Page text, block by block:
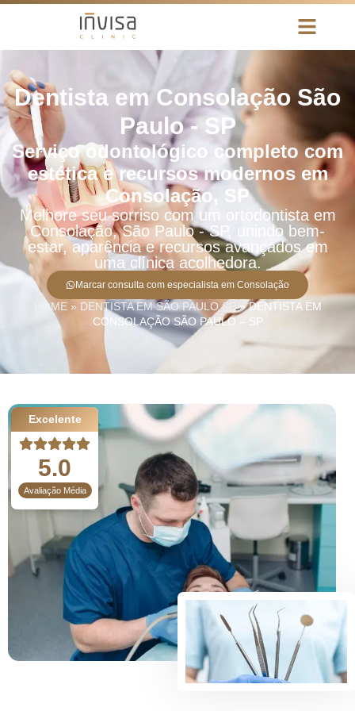
Dentista em Consolação São
Paulo - SP
Serviço odontológico completo com
estética e recursos modernos em
Consolação, SP
Melhore seu sorriso com um ortodontista em
Consolação, São Paulo - SP, unindo bem-
estar, aparência e recursos avançados em
uma clínica acolhedora.
Marcar consulta com especialista em Consolação
HOME» DENTISTA EM SÃO PAULO SP»DENTISTA EM
CONSOLAÇÃO SÃO PAULO – SP
Excelente
5.0
Avaliação Média